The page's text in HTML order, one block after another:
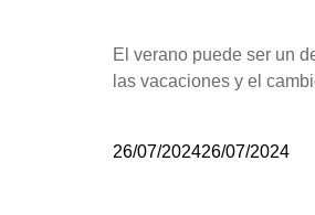
El verano puede ser un
las vacaciones y el
26/07/202426/07/2024